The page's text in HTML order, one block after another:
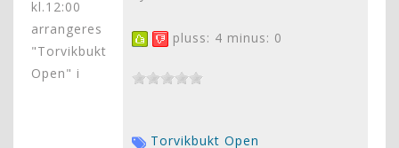
pluss: 4 minus: 0
Torvikbukt Open
kl.12:00
arrangeres
"Torvikbukt
Open" i